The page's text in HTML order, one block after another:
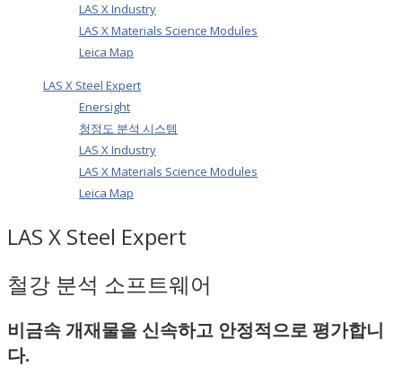
LAS X Industry
LAS X Materials Science Modules
Leica Map
LAS X Steel Expert
Enersight
청정도 분석 시스템
LAS X Industry
LAS X Materials Science Modules
Leica Map
LAS X Steel Expert
철강 분석 소프트웨어
비금속 개재물을 신속하고 안정적으로 평가합니
다.